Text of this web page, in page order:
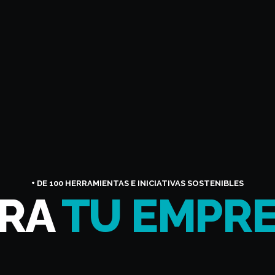
+ DE 100 HERRAMIENTAS E INICIATIVAS SOSTENIBLES
TU